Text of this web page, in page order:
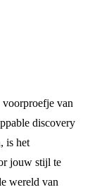
voorproefje van
discovery
is het
jouw stijl te
wereld van